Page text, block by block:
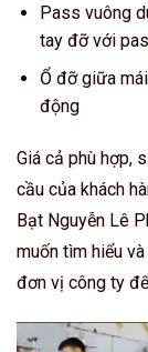
Pass vuông
tay đỡ với
Ổ đỡ giữa
động
Giá cả phù hợp,
cầu của khách
Bạt Nguyễn Lê
muốn tìm hiểu
đơn vị công ty